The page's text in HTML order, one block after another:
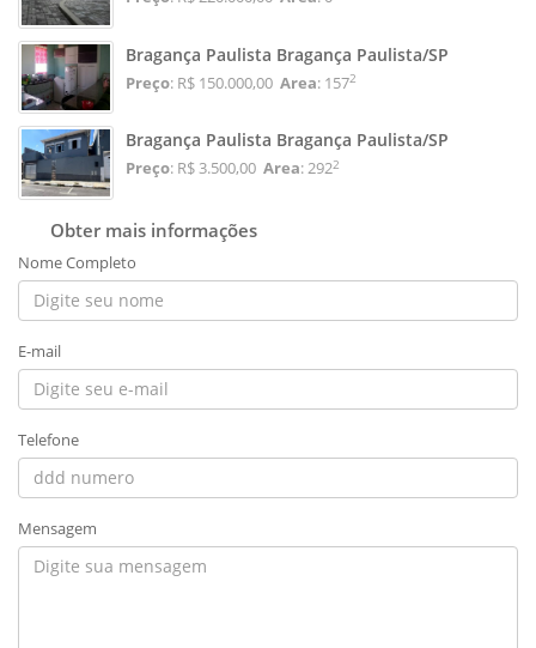
Bragança Paulista Bragança Paulista/SP
Preço: R$ 150.000,00 Area: 1572
Bragança Paulista Bragança Paulista/SP
Preço: R$ 3.500,00 Area: 2922
Obter mais informações
Nome Completo
E-mail
Telefone
Mensagem